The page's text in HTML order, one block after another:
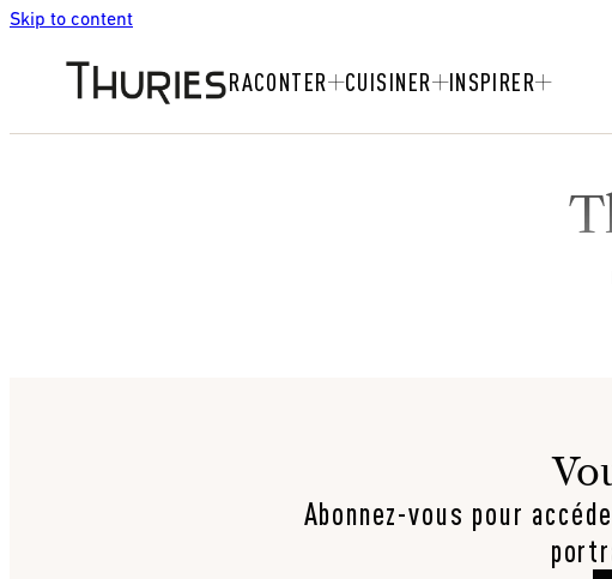
Skip to content
RACONTER CUISINER INSPIRER
Abonnez-vous pour